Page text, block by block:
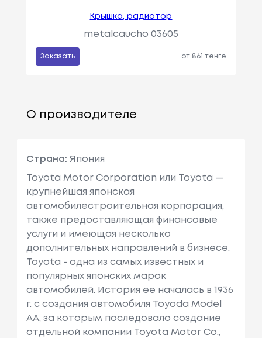
Крышка, радиатор
metalcaucho 03605
Заказать от 861 тенге
О производителе
Страна: Япония
Toyota Motor Corporation или Toyota —
крупнейшая японская
автомобилестроительная корпорация,
также предоставляющая финансовые
услуги и имеющая несколько
дополнительных направлений в бизнесе.
Toyota - одна из самых известных и
популярных японских марок
автомобилей. История ее началась в 1936
г. с создания автомобиля Toyoda Model
AA, за которым последовало создание
отдельной компании Toyota Motor Co.,